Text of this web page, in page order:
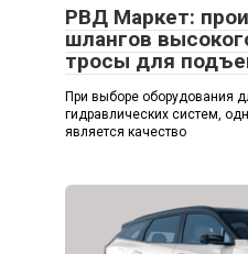
РВД Маркет:
шлангов
тросы для
При выборе оборудования
гидравлических систем,
является качество